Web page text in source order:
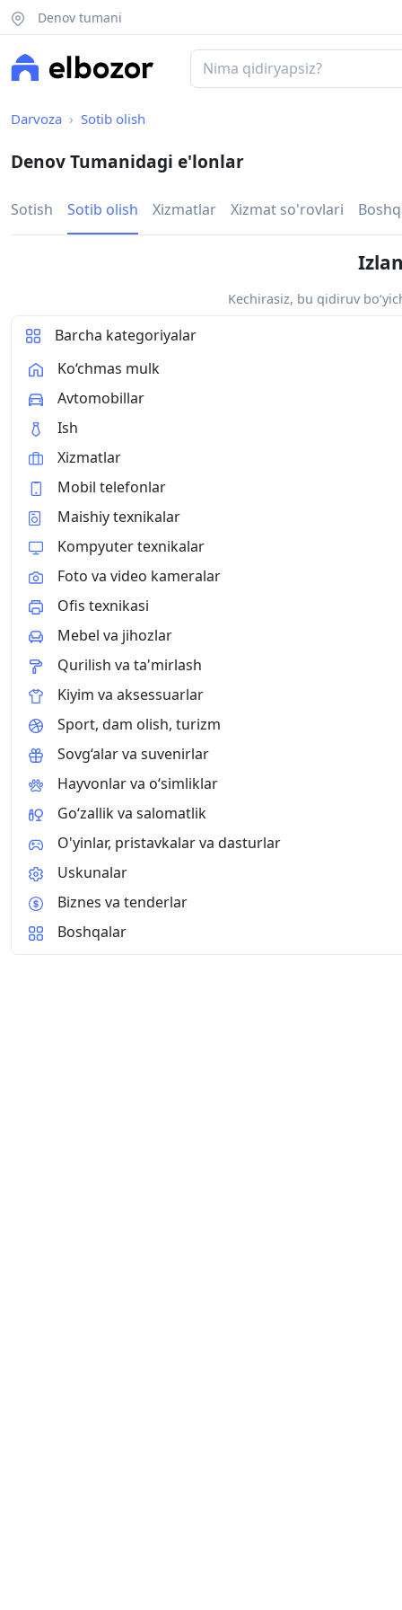
Denov tumani
Darvoza Sotib olish
Denov Tumanidagi e'lonlar
Sotish Sotib olish Xizmatlar Xizmat so'rovlari
Kechirasiz, bu qidiruv
Barcha kategoriyalar
Ko‘chmas mulk
Avtomobillar
Ish
Xizmatlar
Mobil telefonlar
Maishiy texnikalar
Kompyuter texnikalar
Foto va video kameralar
Ofis texnikasi
Mebel va jihozlar
Qurilish va ta'mirlash
Kiyim va aksessuarlar
Sport, dam olish, turizm
Sovg‘alar va suvenirlar
Hayvonlar va o‘simliklar
Go‘zallik va salomatlik
O'yinlar, pristavkalar va dasturlar
Uskunalar
Biznes va tenderlar
Boshqalar